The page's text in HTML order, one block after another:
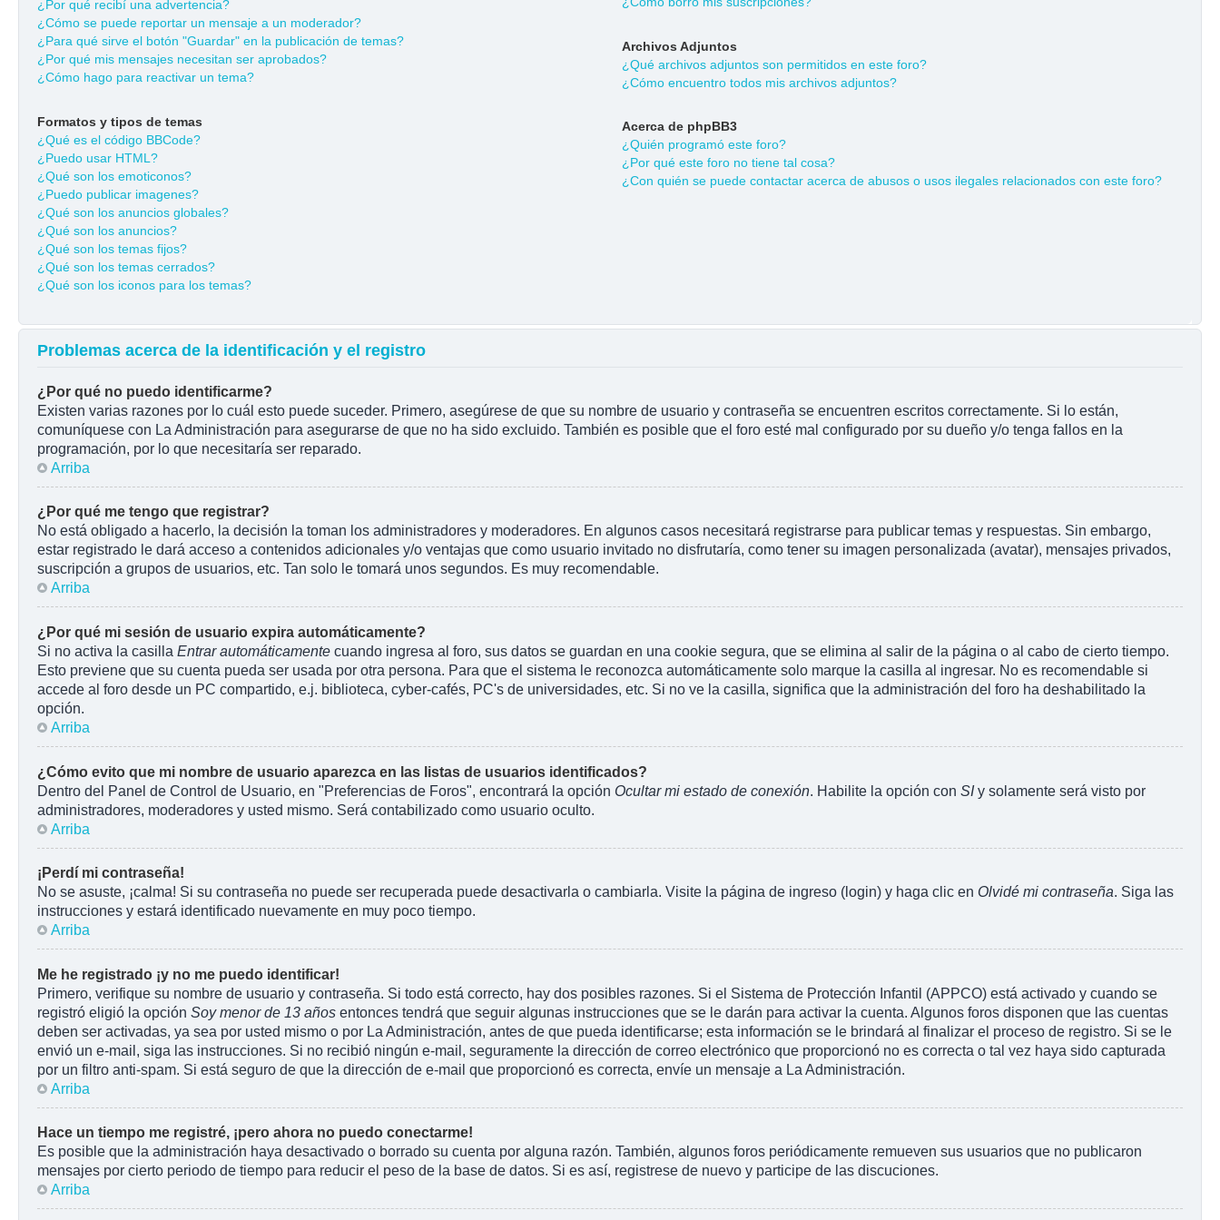
¿Por qué recibí una advertencia?
¿Cómo se puede reportar un mensaje a un moderador?
¿Para qué sirve el botón "Guardar" en la publicación de temas?
¿Por qué mis mensajes necesitan ser aprobados?
¿Cómo hago para reactivar un tema?
Formatos y tipos de temas
¿Qué es el código BBCode?
¿Puedo usar HTML?
¿Qué son los emoticonos?
¿Puedo publicar imagenes?
¿Qué son los anuncios globales?
¿Qué son los anuncios?
¿Qué son los temas fijos?
¿Qué son los temas cerrados?
¿Qué son los iconos para los temas?
Archivos Adjuntos
¿Qué archivos adjuntos son permitidos en este foro?
¿Cómo encuentro todos mis archivos adjuntos?
Acerca de phpBB3
¿Quién programó este foro?
¿Por qué este foro no tiene tal cosa?
¿Con quién se puede contactar acerca de abusos o usos ilegales relacionados con este foro?
Problemas acerca de la identificación y el registro
¿Por qué no puedo identificarme?
Existen varias razones por lo cuál esto puede suceder. Primero, asegúrese de que su nombre de usuario y contraseña se encuentren escritos correctamente. Si lo están,
comuníquese con La Administración para asegurarse de que no ha sido excluido. También es posible que el foro esté mal configurado por su dueño y/o tenga fallos en la
programación, por lo que necesitaría ser reparado.
Arriba
¿Por qué me tengo que registrar?
No está obligado a hacerlo, la decisión la toman los administradores y moderadores. En algunos casos necesitará registrarse para publicar temas y respuestas. Sin embargo,
estar registrado le dará acceso a contenidos adicionales y/o ventajas que como usuario invitado no disfrutaría, como tener su imagen personalizada (avatar), mensajes privados,
suscripción a grupos de usuarios, etc. Tan solo le tomará unos segundos. Es muy recomendable.
Arriba
¿Por qué mi sesión de usuario expira automáticamente?
Si no activa la casilla Entrar automáticamente cuando ingresa al foro, sus datos se guardan en una cookie segura, que se elimina al salir de la página o al cabo de cierto tiempo.
Esto previene que su cuenta pueda ser usada por otra persona. Para que el sistema le reconozca automáticamente solo marque la casilla al ingresar. No es recomendable si
accede al foro desde un PC compartido, e.j. biblioteca, cyber-cafés, PC's de universidades, etc. Si no ve la casilla, significa que la administración del foro ha deshabilitado la
opción.
Arriba
¿Cómo evito que mi nombre de usuario aparezca en las listas de usuarios identificados?
Dentro del Panel de Control de Usuario, en "Preferencias de Foros", encontrará la opción Ocultar mi estado de conexión. Habilite la opción con SIy solamente será visto por
administradores, moderadores y usted mismo. Será contabilizado como usuario oculto.
Arriba
¡Perdí mi contraseña!
No se asuste, ¡calma! Si su contraseña no puede ser recuperada puede desactivarla o cambiarla. Visite la página de ingreso (login) y haga clic en Olvidé mi contraseña. Siga las
instrucciones y estará identificado nuevamente en muy poco tiempo.
Arriba
Me he registrado ¡y no me puedo identificar!
Primero, verifique su nombre de usuario y contraseña. Si todo está correcto, hay dos posibles razones. Si el Sistema de Protección Infantil (APPCO) está activado y cuando se
registró eligió la opción Soy menor de 13 años entonces tendrá que seguir algunas instrucciones que se le darán para activar la cuenta. Algunos foros disponen que las cuentas
deben ser activadas, ya sea por usted mismo o por La Administración, antes de que pueda identificarse; esta información se le brindará al finalizar el proceso de registro. Si se le
envió un e-mail, siga las instrucciones. Si no recibió ningún e-mail, seguramente la dirección de correo electrónico que proporcionó no es correcta o tal vez haya sido capturada
por un filtro anti-spam. Si está seguro de que la dirección de e-mail que proporcionó es correcta, envíe un mensaje a La Administración.
Arriba
Hace un tiempo me registré, ¡pero ahora no puedo conectarme!
Es posible que la administración haya desactivado o borrado su cuenta por alguna razón. También, algunos foros periódicamente remueven sus usuarios que no publicaron
mensajes por cierto periodo de tiempo para reducir el peso de la base de datos. Si es así, registrese de nuevo y participe de las discuciones.
Arriba